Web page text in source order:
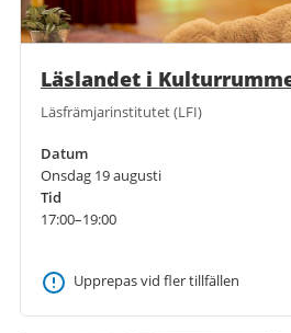
Läslandet i
Läsfrämjarinstitutet (LFI)
Datum
Onsdag 19 augusti
Tid
17:00–19:00
Upprepas vid fler tillfällen